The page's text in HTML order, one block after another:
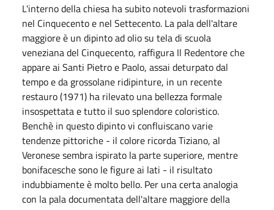
L'interno della chiesa ha subito notevoli trasformazioni
nel Cinquecento e nel Settecento. La pala dell'altare
maggiore è un dipinto ad olio su tela di scuola
veneziana del Cinquecento, raffigura Il Redentore che
appare ai Santi Pietro e Paolo, assai deturpato dal
tempo e da grossolane ridipinture, in un recente
restauro (1971) ha rilevato una bellezza formale
insospettata e tutto il suo splendore coloristico.
Benchè in questo dipinto vi confluiscano varie
tendenze pittoriche - il colore ricorda Tiziano, al
Veronese sembra ispirato la parte superiore, mentre
bonifacesche sono le figure ai lati - il risultato
indubbiamente è molto bello. Per una certa analogia
con la pala documentata dell'altare maggiore della